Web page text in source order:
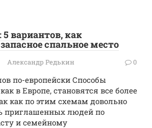
5 вариантов, как
спальное место
Александр Редькин 0
по-европейски Способы
в Европе, становятся все более
как по этим схемам довольно
приглашенных людей по
и семейному